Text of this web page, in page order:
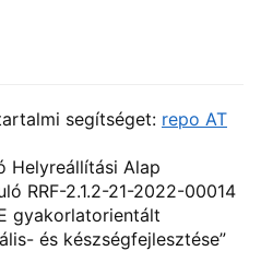
segítséget: repo AT
Helyreállítási Alap
RRF-2.1.2-21-2022-00014
gyakorlatorientált
és készségfejlesztése”